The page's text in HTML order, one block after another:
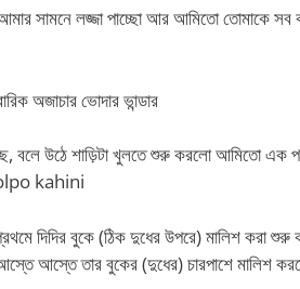
সামনে লজ্জা পাচ্ছো আর আমিতো তোমাকে সব
অজাচার ভোদার ভান্ডার
বলে উঠে শাড়িটা খুলতে শুরু করলো আমিতো এক
kahini
দিদির বুকে (ঠিক দুধের উপরে) মালিশ করা শুরু
আস্তে তার বুকের (দুধের) চারপাশে মালিশ